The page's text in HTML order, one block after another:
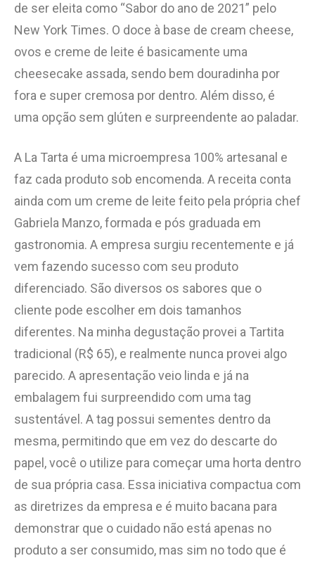
de ser eleita como “Sabor do ano de 2021” pelo
New York Times. O doce à base de cream cheese,
ovos e creme de leite é basicamente uma
cheesecake assada, sendo bem douradinha por
fora e super cremosa por dentro. Além disso, é
uma opção sem glúten e surpreendente ao paladar.
A La Tarta é uma microempresa 100% artesanal e
faz cada produto sob encomenda. A receita conta
ainda com um creme de leite feito pela própria chef
Gabriela Manzo, formada e pós graduada em
gastronomia. A empresa surgiu recentemente e já
vem fazendo sucesso com seu produto
diferenciado. São diversos os sabores que o
cliente pode escolher em dois tamanhos
diferentes. Na minha degustação provei a Tartita
tradicional (R$ 65), e realmente nunca provei algo
parecido. A apresentação veio linda e já na
embalagem fui surpreendido com uma tag
sustentável. A tag possui sementes dentro da
mesma, permitindo que em vez do descarte do
papel, você o utilize para começar uma horta dentro
de sua própria casa. Essa iniciativa compactua com
as diretrizes da empresa e é muito bacana para
demonstrar que o cuidado não está apenas no
produto a ser consumido, mas sim no todo que é